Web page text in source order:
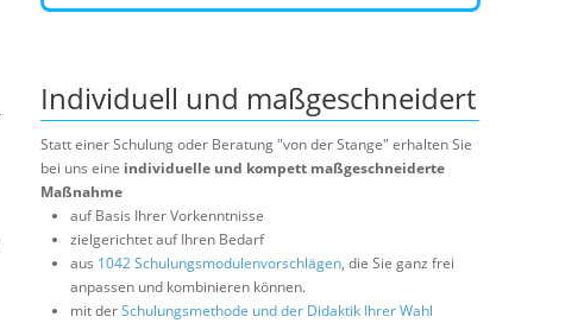
Individuell und maßgeschneidert
Statt einer Schulung oder Beratung "von der Stange" erhalten Sie
bei uns eine individuelle und kompett maßgeschneiderte
Maßnahme
auf Basis Ihrer Vorkenntnisse
zielgerichtet auf Ihren Bedarf
aus 1042 Schulungsmodulenvorschlägen, die Sie ganz frei
anpassen und kombinieren können.
mit derSchulungsmethode und der Didaktik Ihrer Wahl